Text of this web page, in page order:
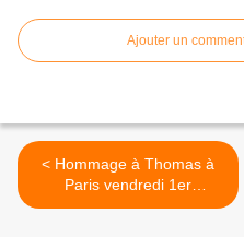
Ajouter un
< Hommage à Thomas à
Paris vendredi 1er
décembre